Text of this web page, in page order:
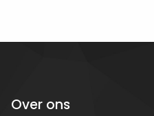
Over ons